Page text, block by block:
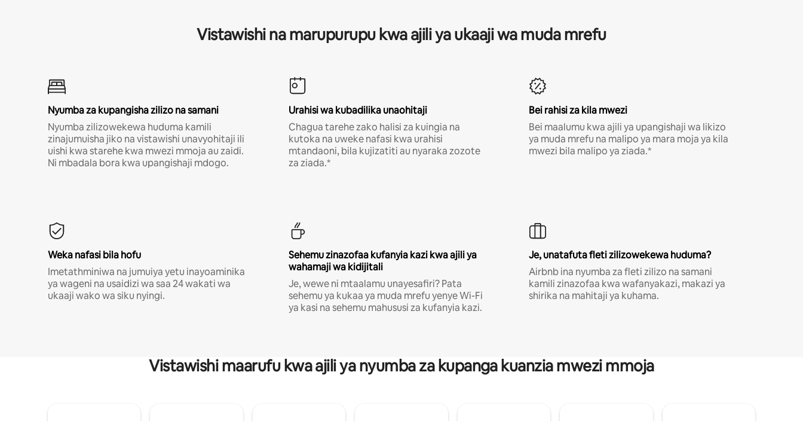
Vistawishi na marupurupu kwa ajili ya ukaaji wa muda mrefu
Nyumba za kupangisha zilizo na samani
Nyumba zilizowekewa huduma kamili
zinajumuisha jiko na vistawishi unavyohitaji ili
uishi kwa starehe kwa mwezi mmoja au zaidi.
Ni mbadala bora kwa upangishaji mdogo.
Urahisi wa kubadilika unaohitaji
Chagua tarehe zako halisi za kuingia na
kutoka na uweke nafasi kwa urahisi
mtandaoni, bila kujizatiti au nyaraka zozote
za ziada.*
Bei rahisi za kila mwezi
Bei maalumu kwa ajili ya upangishaji wa likizo
ya muda mrefu na malipo ya mara moja ya kila
mwezi bila malipo ya ziada.*
Weka nafasi bila hofu
Imetathminiwa na jumuiya yetu inayoaminika
ya wageni na usaidizi wa saa 24 wakati wa
ukaaji wako wa siku nyingi.
Sehemu zinazofaa kufanyia kazi kwa ajili ya
wahamaji wa kidijitali
Je, wewe ni mtaalamu unayesafiri? Pata
sehemu ya kukaa ya muda mrefu yenye Wi-Fi
ya kasi na sehemu mahususi za kufanyia kazi.
Je, unatafuta fleti zilizowekewa huduma?
Airbnb ina nyumba za fleti zilizo na samani
kamili zinazofaa kwa wafanyakazi, makazi ya
shirika na mahitaji ya kuhama.
Vistawishi maarufu kwa ajili ya nyumba za kupanga kuanzia mwezi mmoja